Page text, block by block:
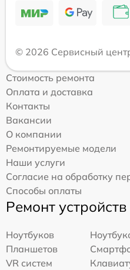
© 2026 Сервисный
Стоимость ремонта
Оплата и доставка
Контакты
Вакансии
О компании
Ремонтируемые модели
Наши услуги
Согласие на обработку
Способы оплаты
Ремонт устройств
Ноутбуков
Планшетов
VR систем